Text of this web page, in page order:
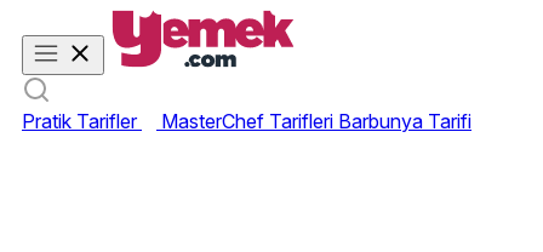
Pratik Tarifler MasterChef Tarifleri Barbunya Tarifi